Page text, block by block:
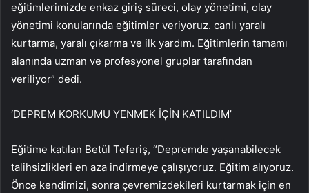
eğitimlerimizde enkaz giriş süreci, olay yönetimi, olay
yönetimi konularında eğitimler veriyoruz. canlı yaralı
kurtarma, yaralı çıkarma ve ilk yardım. Eğitimlerin tamamı
alanında uzman ve profesyonel gruplar tarafından
veriliyor” dedi.
‘DEPREM KORKUMU YENMEK İÇİN KATILDIM’
Eğitime katılan Betül Teferiş, “Depremde yaşanabilecek
talihsizlikleri en aza indirmeye çalışıyoruz. Eğitim alıyoruz.
Önce kendimizi, sonra çevremizdekileri kurtarmak için en